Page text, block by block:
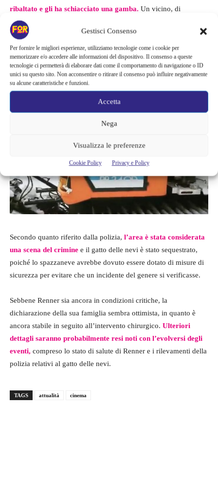
Gestisci Consenso
Per fornire le migliori esperienze, utilizziamo tecnologie come i cookie per
memorizzare e/o accedere alle informazioni del dispositivo. Il consenso a queste
tecnologie ci permetterà di elaborare dati come il comportamento di navigazione o ID
unici su questo sito. Non acconsentire o ritirare il consenso può influire negativamente
su alcune caratteristiche e funzioni.
Accetta
Nega
Visualizza le preferenze
Cookie Policy Privacy e Policy
ribaltato e gli ha schiacciato una gamba. Un vicino, di
professione medico, ha prestato immediata assistenza al famoso
attore direttamente sul posto in attesa dell’arrivo dei paramedici.
Renner è stato poi trasportato in elicottero in un ospedale
della zona, dove è stato sottoposto a un intervento chirurgico
intensivo.
Secondo quanto riferito dalla polizia, l’area è stata considerata
una scena del crimine e il gatto delle nevi è stato sequestrato,
poiché lo spazzaneve avrebbe dovuto essere dotato di misure di
sicurezza per evitare che un incidente del genere si verificasse.
Sebbene Renner sia ancora in condizioni critiche, la
dichiarazione della sua famiglia sembra ottimista, in quanto è
ancora stabile in seguito all’intervento chirurgico. Ulteriori
dettagli saranno probabilmente resi noti con l’evolversi degli
eventi, compreso lo stato di salute di Renner e i rilevamenti della
polizia relativi al gatto delle nevi.
TAGS attualità cinema